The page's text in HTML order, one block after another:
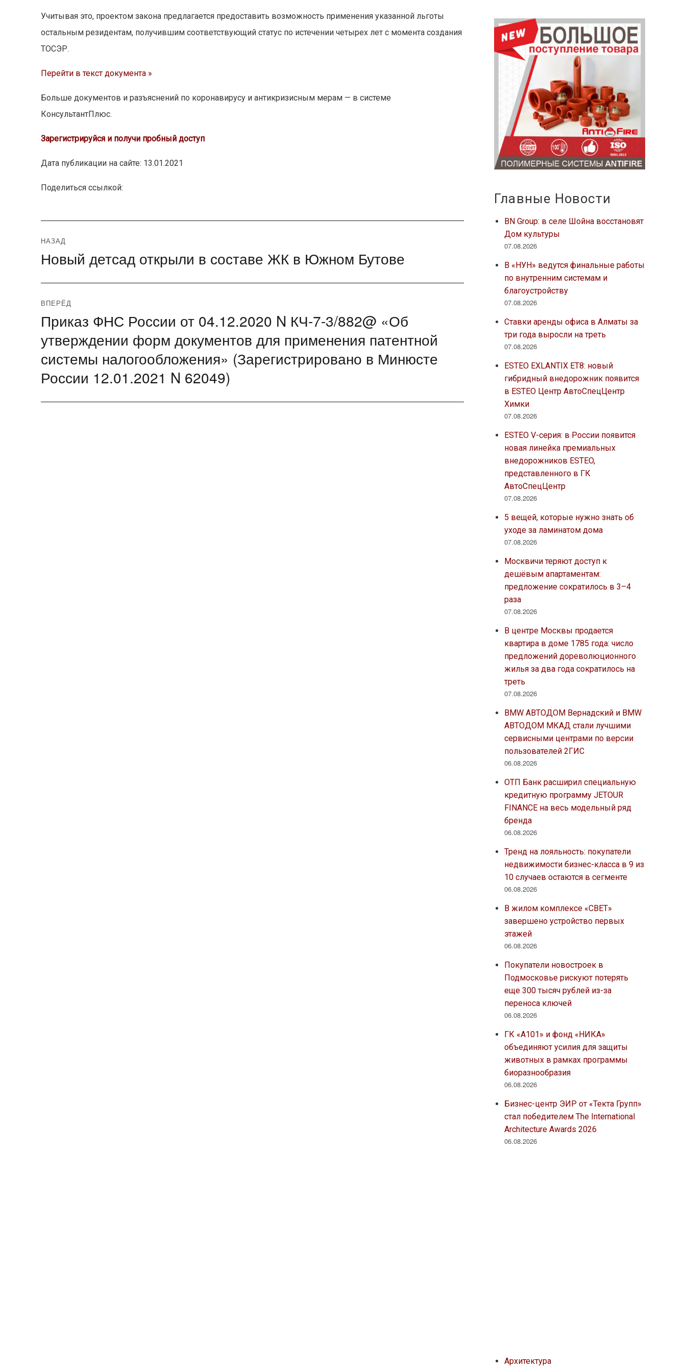
Учитывая это, проектом закона предлагается предоставить возможность применения указанной льготы
остальным резидентам, получившим соответствующий статус по истечении четырех ‎лет с момента создания
ТОСЭР.
Перейти в текст документа »
Больше документов и разъяснений по коронавирусу и антикризисным мерам — в системе
КонсультантПлюс.
Зарегистрируйся и получи пробный доступ
Дата публикации на сайте: 13.01.2021
Поделиться ссылкой:
Навигация
по
записям
НАЗАД
Предыдущая
Новый детсад открыли в составе ЖК в Южном Бутове
ВПЕРЁД
Следующая
запись:
Приказ ФНС России от 04.12.2020 N КЧ-7-3/882@ «Об
утверждении форм документов для применения патентной
системы налогообложения» (Зарегистрировано в Минюсте
России 12.01.2021 N 62049)
Главные Новости
BN Group: в селе Шойна восстановят
Дом культуры
07.08.2026
В «НУН» ведутся финальные работы
по внутренним системам и
благоустройству
07.08.2026
Ставки аренды офиса в Алматы за
три года выросли на треть
07.08.2026
ESTEO EXLANTIX ET8: новый
гибридный внедорожник появится
в ESTEO Центр АвтоСпецЦентр
Химки
07.08.2026
ESTEO V-серия: в России появится
новая линейка премиальных
внедорожников ESTEO,
представленного в ГК
АвтоСпецЦентр
07.08.2026
5 вещей, которые нужно знать об
уходе за ламинатом дома
07.08.2026
Москвичи теряют доступ к
дешёвым апартаментам:
предложение сократилось в 3–4
раза
07.08.2026
В центре Москвы продается
квартира в доме 1785 года: число
предложений дореволюционного
жилья за два года сократилось на
треть
07.08.2026
BMW АВТОДОМ Вернадский и BMW
АВТОДОМ МКАД стали лучшими
сервисными центрами по версии
пользователей 2ГИС
06.08.2026
ОТП Банк расширил специальную
кредитную программу JETOUR
FINANCE на весь модельный ряд
бренда
06.08.2026
Тренд на лояльность: покупатели
недвижимости бизнес-класса в 9 из
10 случаев остаются в сегменте
06.08.2026
В жилом комплексе «СВЕТ»
завершено устройство первых
этажей
06.08.2026
Покупатели новостроек в
Подмосковье рискуют потерять
еще 300 тысяч рублей из-за
переноса ключей
06.08.2026
ГК «А101» и фонд «НИКА»
объединяют усилия для защиты
животных в рамках программы
биоразнообразия
06.08.2026
Бизнес-центр ЭИР от «Текта Групп»
стал победителем The International
Architecture Awards 2026
06.08.2026
Архитектура